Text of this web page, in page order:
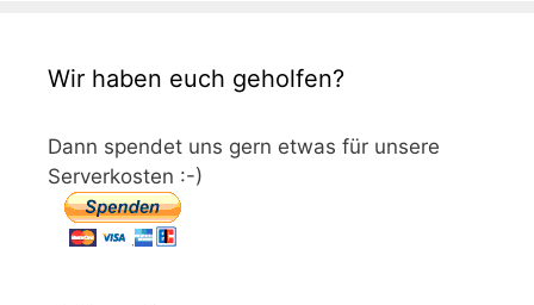
Wir haben euch geholfen?
Dann spendet uns gern etwas für unsere
Serverkosten :-)